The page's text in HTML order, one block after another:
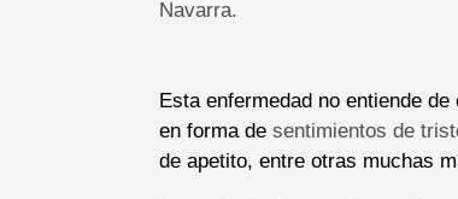
Navarra.
Esta enfermedad no entiende
en forma de sentimientos de
de apetito, entre otras muchas